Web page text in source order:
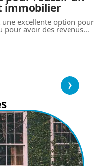
immobilier
une excellente option pour
pour avoir des revenus…